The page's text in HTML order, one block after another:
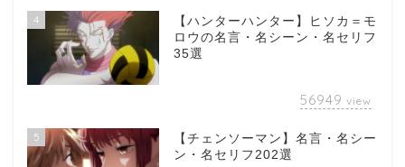
4
【ハンターハンター】ヒソカ＝モ
ロウの名言・名シーン・名セリフ
35選
56949 view
5
【チェンソーマン】名言・名シー
ン・名セリフ202選